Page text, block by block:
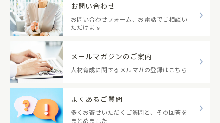
お問い合わせ
お問い合わせフォーム、お電話でご相談い
ただけます
メールマガジンのご案内
人材育成に関するメルマガの登録はこちら
よくあるご質問
多くお寄せいただくご質問と、その回答を
まとめました